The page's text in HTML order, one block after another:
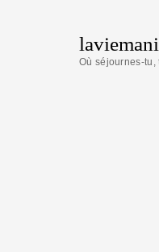
Où séjournes-